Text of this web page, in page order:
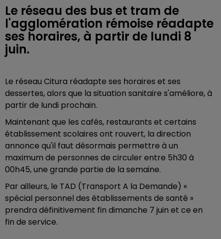
Le réseau des bus et tram de
l'agglomération rémoise réadapte
ses horaires, à partir de lundi 8
juin.
Le réseau Citura réadapte ses horaires et ses
dessertes, alors que la situation sanitaire s'améliore, à
partir de lundi prochain.
Maintenant que les cafés, restaurants et certains
établissement scolaires ont rouvert, la direction
annonce qu'il faut désormais permettre à un
maximum de personnes de circuler entre 5h30 à
00h45, une grande partie de la semaine.
Par ailleurs, le TAD (Transport A la Demande) «
spécial personnel des établissements de santé »
prendra définitivement fin dimanche 7 juin et ce en
fin de service.